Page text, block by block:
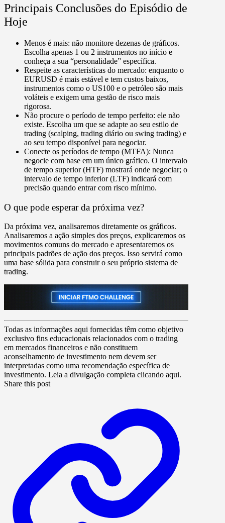
Principais Conclusões do Episódio de
Hoje
Menos é mais: não monitore dezenas de gráficos.
Escolha apenas 1 ou 2 instrumentos no início e
conheça a sua “personalidade” específica.
Respeite as características do mercado: enquanto o
EURUSD é mais estável e tem custos baixos,
instrumentos como o US100 e o petróleo são mais
voláteis e exigem uma gestão de risco mais
rigorosa.
Não procure o período de tempo perfeito: ele não
existe. Escolha um que se adapte ao seu estilo de
trading (scalping, trading diário ou swing trading) e
ao seu tempo disponível para negociar.
Conecte os períodos de tempo (MTFA): Nunca
negocie com base em um único gráfico. O intervalo
de tempo superior (HTF) mostrará onde negociar; o
intervalo de tempo inferior (LTF) indicará com
precisão quando entrar com risco mínimo.
O que pode esperar da próxima vez?
Da próxima vez, analisaremos diretamente os gráficos.
Analisaremos a ação simples dos preços, explicaremos os
movimentos comuns do mercado e apresentaremos os
principais padrões de ação dos preços. Isso servirá como
uma base sólida para construir o seu próprio sistema de
trading.
Todas as informações aqui fornecidas têm como objetivo
exclusivo fins educacionais relacionados com o trading
em mercados financeiros e não constituem
aconselhamento de investimento nem devem ser
interpretadas como uma recomendação específica de
investimento. Leia a divulgação completa clicando aqui.
Share this post